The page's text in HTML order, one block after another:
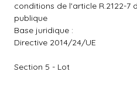
conditions de l'article R.2122-
publique
Base juridique :
Directive 2014/24/UE
Section 5 - Lot